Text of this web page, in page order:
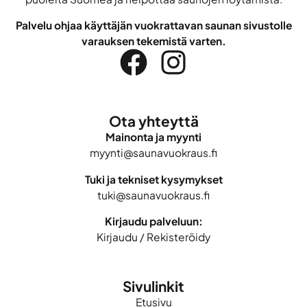
Palvelu ohjaa käyttäjän vuokrattavan saunan sivustolle
varauksen tekemistä varten.
Ota yhteyttä
Mainonta ja myynti
myynti@saunavuokraus.fi
Tuki ja tekniset kysymykset
tuki@saunavuokraus.fi
Kirjaudu palveluun:
Kirjaudu / Rekisteröidy
Sivulinkit
Etusivu